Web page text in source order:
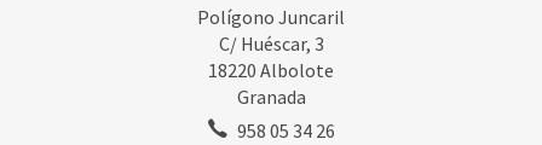
Polígono Juncaril
C/ Huéscar, 3
18220 Albolote
Granada
958 05 34 26